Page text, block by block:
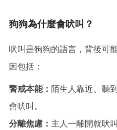
狗狗為什麼會吠叫？
吠叫是狗狗的語言，背後可
因包括：
警戒本能： 陌生人靠近、聽
會吠叫。
分離焦慮： 主人一離開就吠